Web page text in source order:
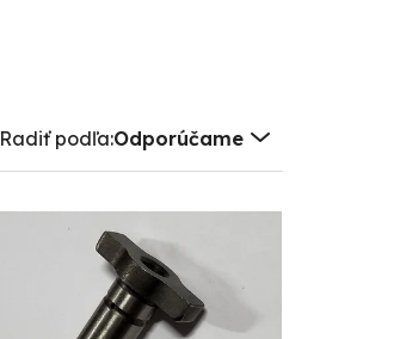
Radiť podľa:Odporúčame